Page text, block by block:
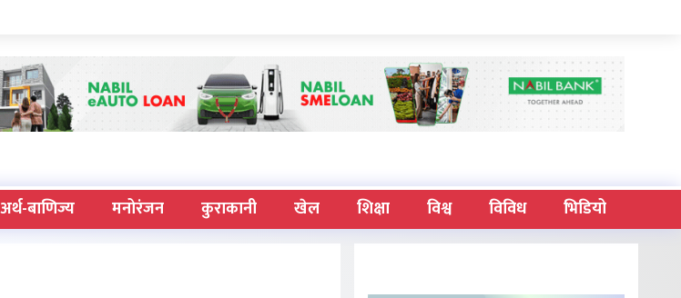
अर्थ-बाणिज्य मनोरंजन कुराकानी खेल शिक्षा विश्व विविध भिडियो